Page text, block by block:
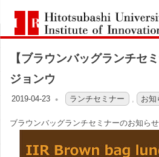
テ Hitotsubashi
Institute
of
Research
【ブラウンバッグランチセ
ジョンウ
2019-04-23 OFO2_TESTIIR
ランチセミナー お知
ブラウンバッグランチセミナーのお知ら